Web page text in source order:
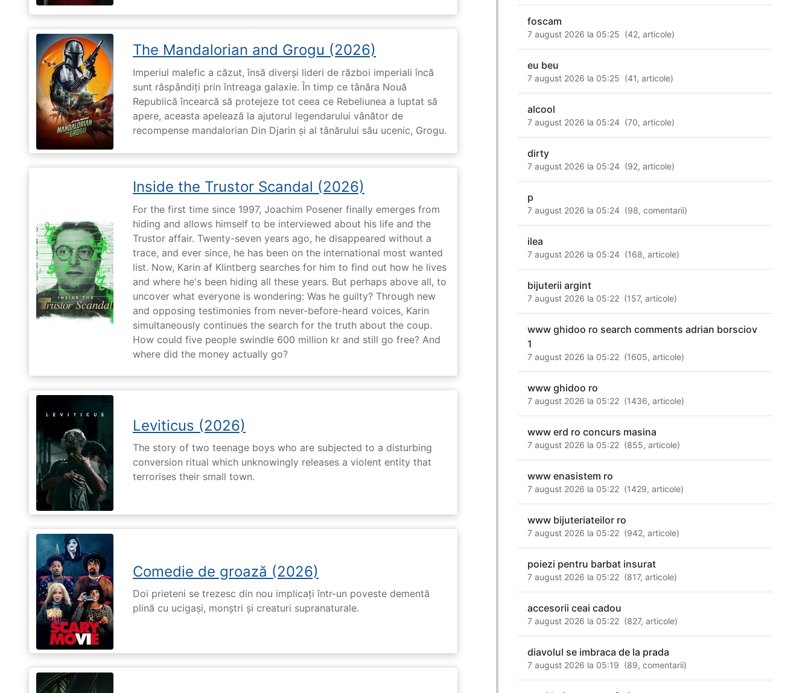
The Mandalorian and Grogu (2026)
Imperiul malefic a căzut, însă diverși lideri de război imperiali încă
sunt răspândiți prin întreaga galaxie. În timp ce tânăra Nouă
Republică încearcă să protejeze tot ceea ce Rebeliunea a luptat să
apere, aceasta apelează la ajutorul legendarului vânător de
recompense mandalorian Din Djarin și al tânărului său ucenic, Grogu.
Inside the Trustor Scandal (2026)
For the first time since 1997, Joachim Posener finally emerges from
hiding and allows himself to be interviewed about his life and the
Trustor affair. Twenty-seven years ago, he disappeared without a
trace, and ever since, he has been on the international most wanted
list. Now, Karin af Klintberg searches for him to find out how he lives
and where he's been hiding all these years. But perhaps above all, to
uncover what everyone is wondering: Was he guilty? Through new
and opposing testimonies from never-before-heard voices, Karin
simultaneously continues the search for the truth about the coup.
How could five people swindle 600 million kr and still go free? And
where did the money actually go?
Leviticus (2026)
The story of two teenage boys who are subjected to a disturbing
conversion ritual which unknowingly releases a violent entity that
terrorises their small town.
Comedie de groază (2026)
Doi prieteni se trezesc din nou implicați într-un poveste dementă
plină cu ucigași, monștri și creaturi supranaturale.
foscam
7 august 2026 la 05:25 (42,articole)
eu beu
7 august 2026 la 05:25 (41,articole)
alcool
7 august 2026 la 05:24 (70,articole)
dirty
7 august 2026 la 05:24 (92,articole)
p
7 august 2026 la 05:24 (98,comentarii)
ilea
7 august 2026 la 05:24 (168,articole)
bijuterii argint
7 august 2026 la 05:22 (157,articole)
www ghidoo ro search comments adrian borsciov
1
7 august 2026 la 05:22 (1605,articole)
www ghidoo ro
7 august 2026 la 05:22 (1436,articole)
www erd ro concurs masina
7 august 2026 la 05:22 (855,articole)
www enasistem ro
7 august 2026 la 05:22 (1429,articole)
www bijuteriateilor ro
7 august 2026 la 05:22 (942,articole)
poiezi pentru barbat insurat
7 august 2026 la 05:22 (817,articole)
accesorii ceai cadou
7 august 2026 la 05:22 (827,articole)
diavolul se imbraca de la prada
7 august 2026 la 05:19 (89,comentarii)